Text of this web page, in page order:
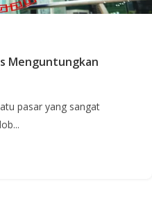
Menguntungkan
pasar yang sangat